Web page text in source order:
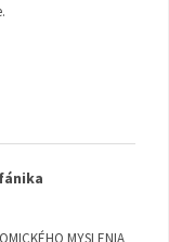
MYSLENIA